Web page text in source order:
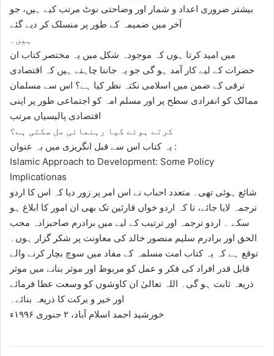
بیشتر ضروری اعداد و شمار اور وضاحتی نوٹ مرتب کیے ہیں، جو
آخر میں ضمیمہ کے طور پر منسلک کر دیے گئے
ہیں۔
میں امید کرتا ہوں کہ موجودہ شکل میں یہ مختصر کتاب ان
حضرات کے لیے کار آمد ہو گی جو یہ جاننا چاہتے ہیں کہ اقتصادی
ترقی کے ضمن میں اسلامی نکتہ نظر کیا ہے؟ اس سے مسلمان
ممالک کو انفرادی سطح پر اور مسلم امہ کو اجتماعی طور پر اپنی
اقتصادی پالیسیاں مرتب
کرتے ہوئے کیا رہنمائی مل سکتی ہے؟
یہ کتاب اس سے قبل انگریزی میں بہ عنوان :
Islamic Approach to Development: Some Policy
Implicationas
شائع ہوئی تھی۔ متعدد احباب نے اس امر پر زور دیا کہ اس کا اردو
ترجمہ لایا جائے، تا کہ اردو خواں قارئین تک بھی ان امور کا ابلاغ ہو
سکے ۔ اردو ترجمہ اور ترتیب کے لیے میں برادرم صاحبزادہ محب
الحق اور برادرم سلیم منصور خالد کی معاونت پر شکر گزار ہوں۔
توقع ہے کہ یہ کتاب امت مسلمہ کے مفاد میں سوچ بچار کرنے والے
قابل قدر افراد کی فکر و عمل کو مربوط اور موثر بنانے میں موثر
ذریعہ ثابت ہو گی۔ اللہ تعالیٰ ان کاوشوں کو وسعت عطا فرمائے
اور خیر و برکت کا ذریعہ بنائے۔
خورشید احمد اسلام آباد، ۲ جنوری ۱۹۹۶ء